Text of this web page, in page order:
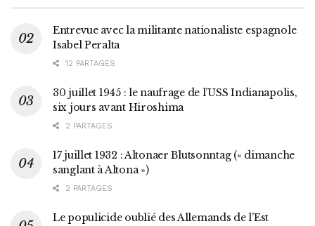
Entrevue avec la militante nationaliste espagnole
Isabel Peralta
12 PARTAGES
30 juillet 1945 : le naufrage de l’USS Indianapolis,
six jours avant Hiroshima
2 PARTAGES
17 juillet 1932 : Altonaer Blutsonntag (« dimanche
sanglant à Altona »)
2 PARTAGES
Le populicide oublié des Allemands de l’Est